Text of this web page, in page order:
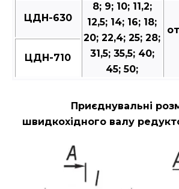
ЦДН-630
8; 9; 10; 11,2;
12,5; 14; 16; 18;
20; 22,4; 25; 28;
31,5; 35,5; 40;
45; 50;
ЦДН-710
Приєднувальні
швидкохідного валу